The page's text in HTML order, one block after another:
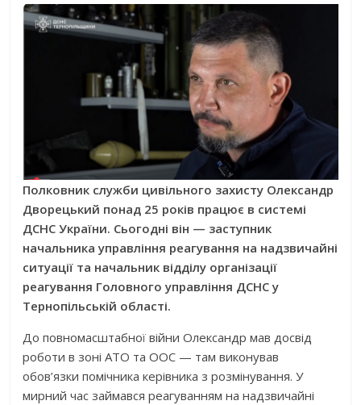
Полковник служби цивільного захисту Олександр
Дворецький понад 25 років працює в системі
ДСНС України. Сьогодні він — заступник
начальника управління реагування на надзвичайні
ситуації та начальник відділу організації
реагування Головного управління ДСНС у
Тернопільській області.
До повномасштабної війни Олександр мав досвід
роботи в зоні АТО та ООС — там виконував
обов’язки помічника керівника з розмінування. У
мирний час займався реагуванням на надзвичайні